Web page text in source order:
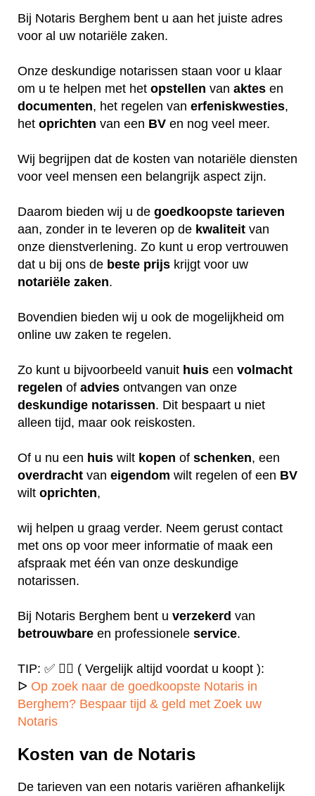
Bij Notaris Berghem bent u aan het juiste adres
voor al uw notariële zaken.
Onze deskundige notarissen staan voor u klaar
om u te helpen met het opstellen van aktes en
documenten, het regelen van erfeniskwesties,
het oprichten van een BV en nog veel meer.
Wij begrijpen dat de kosten van notariële diensten
voor veel mensen een belangrijk aspect zijn.
Daarom bieden wij u de goedkoopste tarieven
aan, zonder in te leveren op de kwaliteit van
onze dienstverlening. Zo kunt u erop vertrouwen
dat u bij ons de beste prijs krijgt voor uw
notariële zaken.
Bovendien bieden wij u ook de mogelijkheid om
online uw zaken te regelen.
Zo kunt u bijvoorbeeld vanuit huis een volmacht
regelen of advies ontvangen van onze
deskundige notarissen. Dit bespaart u niet
alleen tijd, maar ook reiskosten.
Of u nu een huis wilt kopen of schenken, een
overdracht van eigendom wilt regelen of een BV
wilt oprichten,
wij helpen u graag verder. Neem gerust contact
met ons op voor meer informatie of maak een
afspraak met één van onze deskundige
notarissen.
Bij Notaris Berghem bent u verzekerd van
betrouwbare en professionele service.
TIP: ✅ ✍🏻 ( Vergelijk altijd voordat u koopt ):
ᐅ Op zoek naar de goedkoopste Notaris in
Berghem? Bespaar tijd & geld met Zoek uw
Notaris
Kosten van de Notaris
De tarieven van een notaris variëren afhankelijk